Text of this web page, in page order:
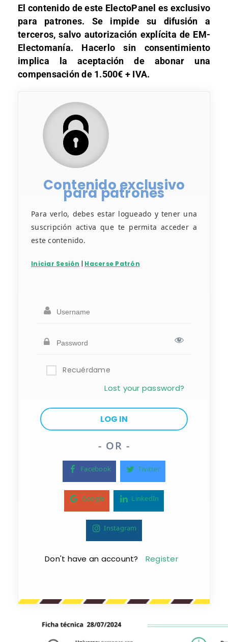
El contenido de este ElectoPanel es exclusivo
para patrones. Se impide su difusión a
terceros, salvo autorización explícita de EM-
Electomanía. Hacerlo sin consentimiento
implica la aceptación de abonar una
compensación de 1.500€ + IVA.
Contenido exclusivo
para patrones
Para verlo, debes estar logueado y tener una
suscripción activa que te permita acceder a
este contenido.
Iniciar Sesión | Hacerse Patrón
Recuérdame
Lost your password?
- OR -
Facebook Twitter
Google LinkedIn
Instagram
Don't have an account? Register